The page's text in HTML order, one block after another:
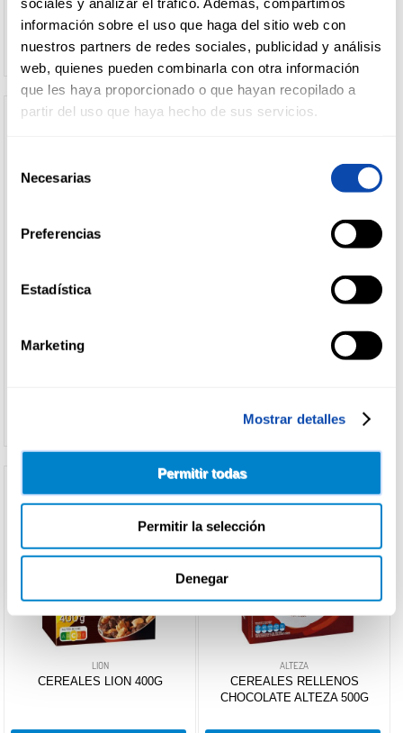
información sobre el uso que haga del sitio web con
nuestros partners de redes sociales, publicidad y análisis
web, quienes pueden combinarla con otra información
que les haya proporcionado o que hayan recopilado a
partir del uso que haya hecho de sus servicios.
Necesarias
Preferencias
Estadística
Marketing
Mostrar detalles
Permitir todas
Permitir la selección
Denegar
ALTEZA
LION
CEREALES LION 400G
ALTEZA
CEREALES RELLENOS
CHOCOLATE ALTEZA 500G